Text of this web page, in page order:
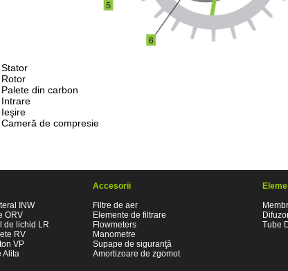
Stator
Rotor
Palete din carbon
Intrare
Ieşire
Cameră de compresie
INW
ORV
de lichid LR
RV
VP
Alita
Accesorii
Filtre de aer
Elemente de filtrare
Flowmeters
Manometre
Supape de siguranţă
Amortizoare de zgomot
Tube